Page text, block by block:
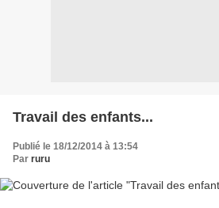
Travail des enfants...
Publié le 18/12/2014 à 13:54
Par ruru